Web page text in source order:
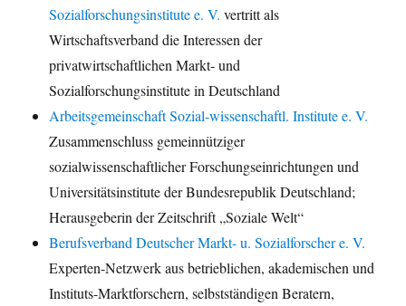
Sozialforschungsinstitute e. V. vertritt als
Wirtschaftsverband die Interessen der
privatwirtschaftlichen Markt- und
Sozialforschungsinstitute in Deutschland
Arbeitsgemeinschaft Sozial-wissenschaftl. Institute e. V.
Zusammenschluss gemeinnütziger
sozialwissenschaftlicher Forschungseinrichtungen und
Universitätsinstitute der Bundesrepublik Deutschland;
Herausgeberin der Zeitschrift „Soziale Welt“
Berufsverband Deutscher Markt- u. Sozialforscher e. V.
Experten-Netzwerk aus betrieblichen, akademischen und
Instituts-Marktforschern, selbstständigen Beratern,